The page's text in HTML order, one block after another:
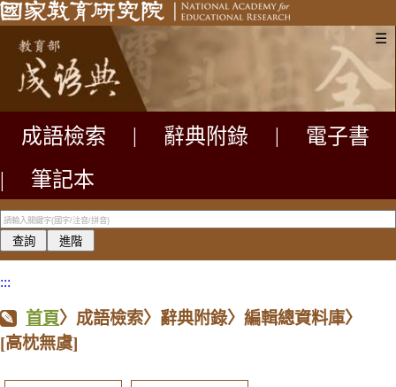
☰
成語檢索 辭典附錄
電子書
|
筆記本
:::
首頁〉成語檢索〉辭典附錄〉編輯總資料庫〉
[高枕無虞]